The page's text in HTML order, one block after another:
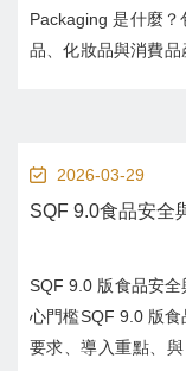
Packaging 是什麼
品、化妝品與消費
2026-03-29
SQF 9.0食品安全
SQF 9.0 版食品安
心門檻SQF 9.0 版
要求、導入重點、